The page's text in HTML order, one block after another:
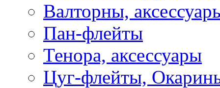
Валторны,
Пан-флейты
Тенора, аксессуары
Цуг-флейты,